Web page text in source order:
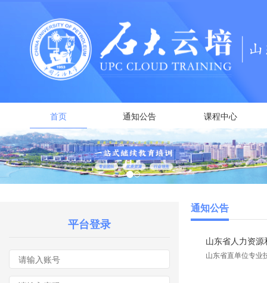
首页 通知公告 课程中心
平台登录
通知公告
山东省人力资
山东省直单位专业